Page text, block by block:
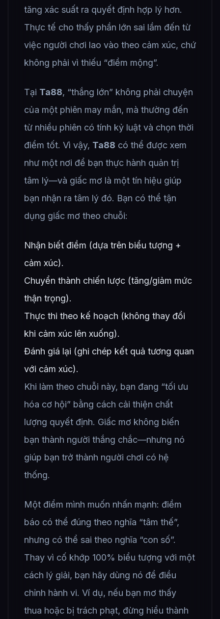
tăng xác suất ra quyết định hợp lý hơn.
Thực tế cho thấy phần lớn sai lầm đến từ
việc người chơi lao vào theo cảm xúc, chứ
không phải vì thiếu “điềm mộng”.
Tại Ta88, “thắng lớn” không phải chuyện
của một phiên may mắn, mà thường đến
từ nhiều phiên có tính kỷ luật và chọn thời
điểm tốt. Vì vậy, Ta88 có thể được xem
như một nơi để bạn thực hành quản trị
tâm lý—và giấc mơ là một tín hiệu giúp
bạn nhận ra tâm lý đó. Bạn có thể tận
dụng giấc mơ theo chuỗi:
Nhận biết điềm (dựa trên biểu tượng +
cảm xúc).
Chuyển thành chiến lược (tăng/giảm mức
thận trọng).
Thực thi theo kế hoạch (không thay đổi
khi cảm xúc lên xuống).
Đánh giá lại (ghi chép kết quả tương quan
với cảm xúc).
Khi làm theo chuỗi này, bạn đang “tối ưu
hóa cơ hội” bằng cách cải thiện chất
lượng quyết định. Giấc mơ không biến
bạn thành người thắng chắc—nhưng nó
giúp bạn trở thành người chơi có hệ
thống.
Một điểm mình muốn nhấn mạnh: điềm
báo có thể đúng theo nghĩa “tâm thế”,
nhưng có thể sai theo nghĩa “con số”.
Thay vì cố khớp 100% biểu tượng với một
cách lý giải, bạn hãy dùng nó để điều
chỉnh hành vi. Ví dụ, nếu bạn mơ thấy
thua hoặc bị trách phạt, đừng hiểu thành